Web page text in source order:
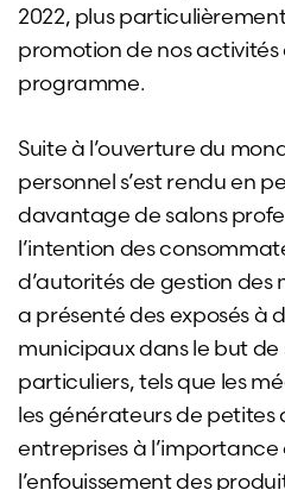
2022, plus
promotion de nos
programme.
Suite à l’ouverture du
personnel s’est rendu en
davantage de salons
l’intention des
d’autorités de gestion des
a présenté des exposés à
municipaux dans le but de
particuliers, tels que les
les générateurs de petites
entreprises à l’importance
l’enfouissement des